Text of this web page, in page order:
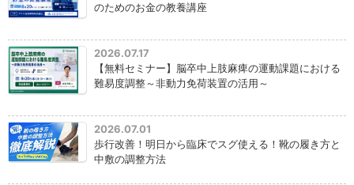
のためのお金の教養講座
2026.07.17
【無料セミナー】脳卒中上肢麻痺の運動課題における
難易度調整～非動力免荷装置の活用～
2026.07.01
歩行改善！明日から臨床でスグ使える！靴の履き方と
中敷の調整方法